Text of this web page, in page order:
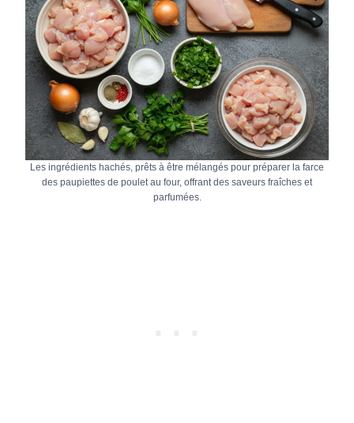
Les ingrédients hachés, prêts à être mélangés pour préparer la farce
des paupiettes de poulet au four, offrant des saveurs fraîches et
parfumées.